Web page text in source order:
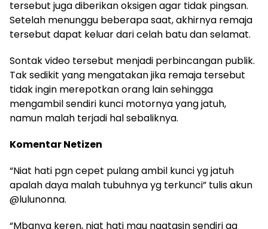
tersebut juga diberikan oksigen agar tidak pingsan.
Setelah menunggu beberapa saat, akhirnya remaja
tersebut dapat keluar dari celah batu dan selamat.
Sontak video tersebut menjadi perbincangan publik.
Tak sedikit yang mengatakan jika remaja tersebut
tidak ingin merepotkan orang lain sehingga
mengambil sendiri kunci motornya yang jatuh,
namun malah terjadi hal sebaliknya.
Komentar Netizen
“Niat hati pgn cepet pulang ambil kunci yg jatuh
apalah daya malah tubuhnya yg terkunci” tulis akun
@lulunonna.
“Mbanya keren, niat hati mau ngatasin sendiri ga